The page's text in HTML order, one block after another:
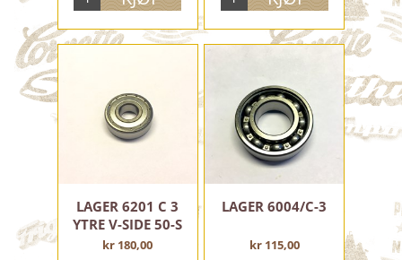
RAMMEDELER
KJEDEDRIFT
TRYKKESAKER, MERKER, PLAKATER
Utgåtte varer på lager
WIRE
TILBEHØR OG BEKLEDNING
LAGER 6201 C 3
YTRE V-SIDE 50-S
kr 180,00
LAGER 6004/C-3
kr 115,00